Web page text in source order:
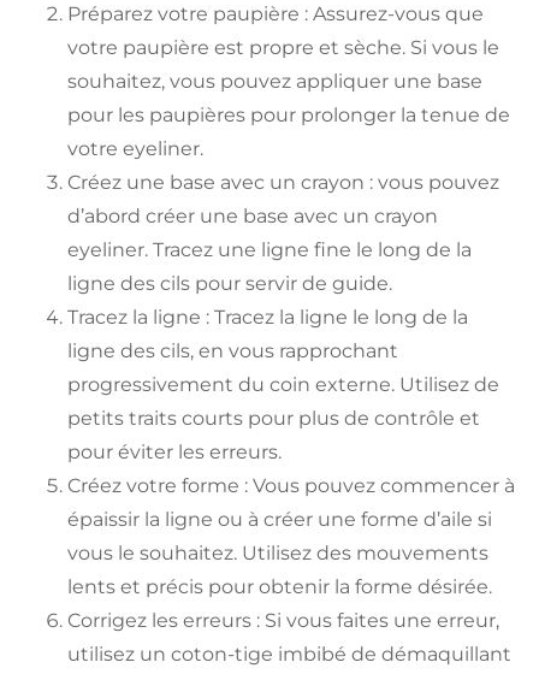
Préparez votre paupière : Assurez-vous que
votre paupière est propre et sèche. Si vous le
souhaitez, vous pouvez appliquer une base
pour les paupières pour prolonger la tenue de
votre eyeliner.
Créez une base avec un crayon : vous pouvez
d’abord créer une base avec un crayon
eyeliner. Tracez une ligne fine le long de la
ligne des cils pour servir de guide.
Tracez la ligne : Tracez la ligne le long de la
ligne des cils, en vous rapprochant
progressivement du coin externe. Utilisez de
petits traits courts pour plus de contrôle et
pour éviter les erreurs.
Créez votre forme : Vous pouvez commencer à
épaissir la ligne ou à créer une forme d’aile si
vous le souhaitez. Utilisez des mouvements
lents et précis pour obtenir la forme désirée.
Corrigez les erreurs : Si vous faites une erreur,
utilisez un coton-tige imbibé de démaquillant